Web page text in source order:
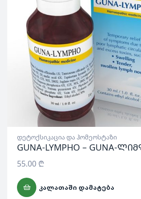
დეტოქსიკაცია და ჰომეოსტაზი
GUNA-LYMPHO – GUNA-
55.00 ₾
ᲙᲐᲚᲐᲗᲐᲨᲘ ᲓᲐᲛᲐᲢᲔᲑᲐ